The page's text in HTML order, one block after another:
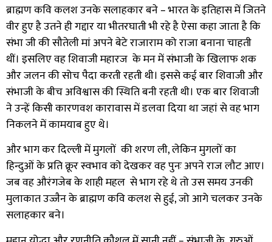
ब्राह्मण कवि कलश उनके सलाहकार बने–भारत के इतिहास में जितने
वीर हुए है उतने ही गद्दार या भीतरघाती भी रहे है ऐसा कहा जाता है कि
संभा जी की सौतेली मां अपने बेटे राजाराम को राजा बनाना चाहती
थीं। इसलिए वह शिवाजी महारज के मन में संभाजी के खिलाफ शक
और जलन की सोच पैदा करती रहती थी। इससे कई बार शिवाजी और
संभाजी के बीच अविश्वास की स्थिति बनी रहती थी। एक बार शिवाजी
ने उन्हें किसी कारणवश कारावास में डलवा दिया था जहां से वह भाग
निकलने में कामयाब हुए थे।
और भाग कर दिल्ली में मुगलों की शरण ली,लेकिन मुगलों का
हिन्दुओं के प्रति क्रूर स्वभाव को देखकर वह पुनः अपने राज लौट आए।
जब वह औरंगजेब के शाही महल से भाग रहे थे तो उस समय उनकी
मुलाकात उज्जैन के ब्राह्मण कवि कलश से हुई,जो आगे चलकर उनके
सलाहकार बने।